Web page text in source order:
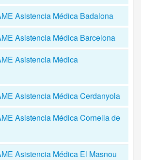
Asistencia Médica Badalona
Asistencia Médica Barcelona
Asistencia Médica
Asistencia Médica Cerdanyola
Asistencia Médica Cornella de
Asistencia Médica El Masnou